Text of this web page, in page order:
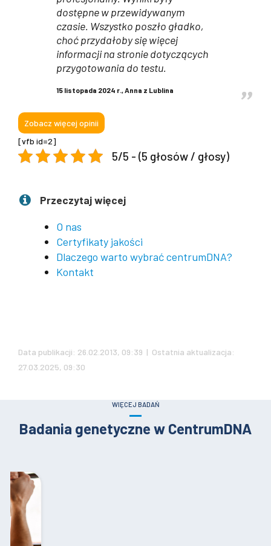
dostępne w przewidywanym
czasie. Wszystko poszło gładko,
choć przydałoby się więcej
informacji na stronie dotyczących
przygotowania do testu.
15 listopada 2024 r., Anna z Lublina
Zobacz więcej opinii
[vfb id=2]
5/5 - (5 głosów / głosy)
Przeczytaj więcej
O nas
Certyfikaty jakości
Dlaczego warto wybrać centrumDNA?
Kontakt
Data publikacji: 26.02.2013, 09:39 | Ostatnia aktualizacja:
27.03.2025, 09:30
WIĘCEJ BADAŃ
Badania genetyczne w CentrumDNA